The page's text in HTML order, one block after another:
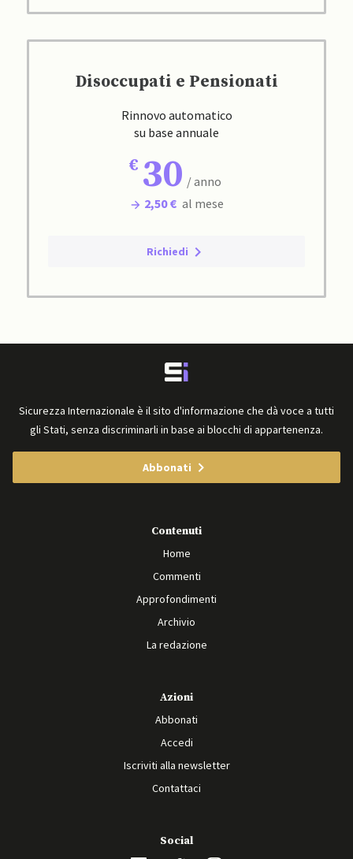
Disoccupati e Pensionati
Rinnovo automatico
su base annuale
30 / anno
2,50 € al mese
Richiedi
Sicurezza Internazionale è il sito d'informazione che dà voce a tutti
gli Stati, senza discriminarli in base ai blocchi di appartenenza.
Abbonati
Contenuti
Home
Commenti
Approfondimenti
Archivio
La redazione
Azioni
Abbonati
Accedi
Iscriviti alla newsletter
Contattaci
Social